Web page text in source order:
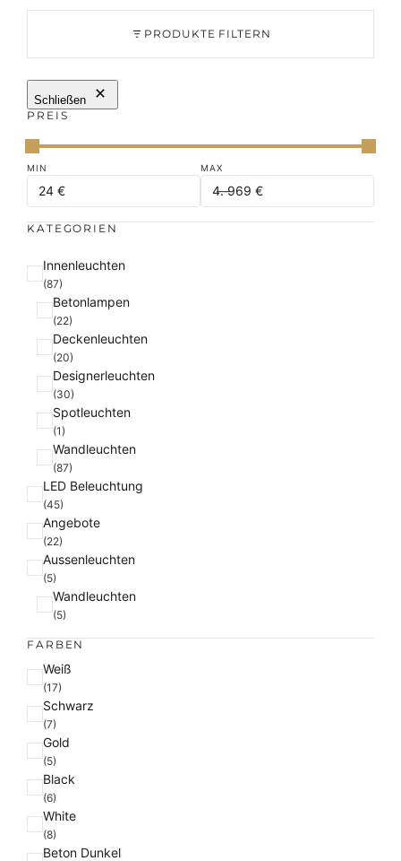
PRODUKTE FILTERN
Schließen
PREIS
KATEGORIEN
K
a
Innenleuchten
(87)
Betonlampen
(22)
Deckenleuchten
(20)
Designerleuchten
(30)
Spotleuchten
(1)
Wandleuchten
(87)
LED Beleuchtung
(45)
Angebote
(22)
Aussenleuchten
(5)
Wandleuchten
(5)
FARBEN
F
a
r
b
e
Weiß
(17)
Schwarz
(7)
Gold
(5)
Black
(6)
White
(8)
Beton Dunkel